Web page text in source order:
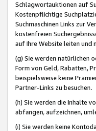
Schlagwortauktionen auf
Kostenpflichtige
Suchmaschinen Links zur
kostenfreien
auf Ihre Website leiten
(g) Sie werden natürlichen
Form von Geld, Rabatten,
beispielsweise keine
Partner-Links zu besuchen.
(h) Sie werden die Inhalte
abfangen, aufzeichnen,
(i) Sie werden keine